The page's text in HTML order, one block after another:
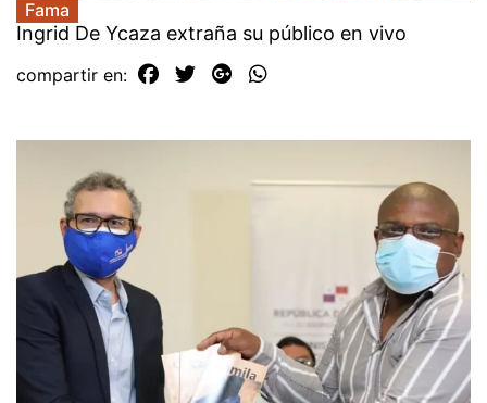
Fama
Ingrid De Ycaza extraña su público en vivo
compartir en: